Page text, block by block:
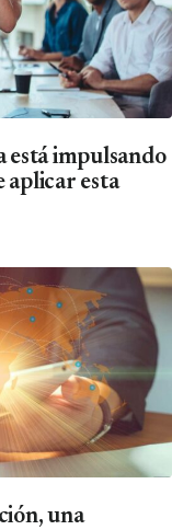
está impulsando
aplicar esta
una